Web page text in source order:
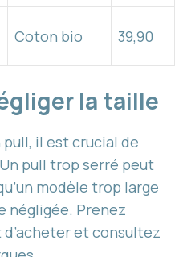
Coton bio 39,90
la taille
il est crucial de
pull trop serré peut
modèle trop large
négligée. Prenez
et consultez